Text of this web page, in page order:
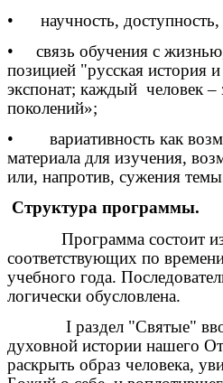
• научность, доступность,
• связь обучения с
позицией "русская история
экспонат; каждый человек –
поколений»;
• вариативность как
материала для изучения,
или, напротив, сужения
Структура программы.
Программа состоит из
соответствующих по
учебного года.
логически обусловлена.
I раздел "Святые"
духовной истории нашего
раскрыть образ человека,